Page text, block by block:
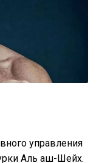
управления
Аль аш-Шейх.